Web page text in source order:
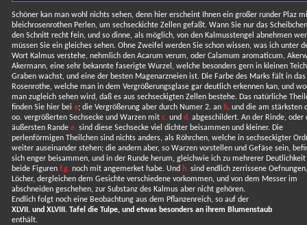
Schöner kan man wohl nichts sehen, denn hier erscheint Ihnen ein großer runder Plaz
bleichrosenrothen Perlen, um sechseckichte Zellen gefaßt. Wann Sie nur das
den Schnitt recht fein, und so dinne, als möglich, von den Kalmusstengel abnehmen
müssen Sie ein gleiches sehen. Ohne Zweifel werden Sie schon wissen, was ich unter
Wort Kalmus verstehe, nehmlich den Acarum verum, oder Calamum aromaticum,
Akermann, eine sehr bekannte faserigte Wurzel, welche besonders gern in kleinen
Graben wachst, und eine der besten Magenarzneien ist. Die Farbe des Marks fält in das
Rosenrothe, welche man in dem Vergrößerungsglase gar deutlich erkennen kan, und
man zugleich sehen wird, daß es aus sechseckigten Zellen bestehe. Das natürliche
finden Sie hier bei a; die Vergrößerung aber durch Numer 2. an b. und die am stärksten
oo. vergrößerten Sechsecke und Warzen mit c.und d.abgeschildert. An der Rinde, oder
äußersten Rande e.sind diese Sechsecke viel dichter beisammen und kleiner. Die
perlenförmigen Theilchen sind nichts anders, als Röhrchen, welche in sechseckigter
weiter auseinander stehen; die andern aber, so Warzen vorstellen und Gefäse sein,
sich enger beisammen, und in der Runde herum, gleichwie ich zu mehrerer Deutlichkeit
beide Figuren f.g.noch mit angemerket habe. Und h.sind endlich zerrissene
Löcher, dergleichen dem Gesichte verschiedene vorkommen, und von dem Messer im
abschneiden geschehen, zur Substanz des Kalmus aber nicht gehören.
Endlich folgt noch eine Beobachtung aus dem Pflanzenreich, so auf der
XLVII. und XLVIII. Tafel die Tulpe, und etwas besonders an ihrem Blumenstaub
enthält.